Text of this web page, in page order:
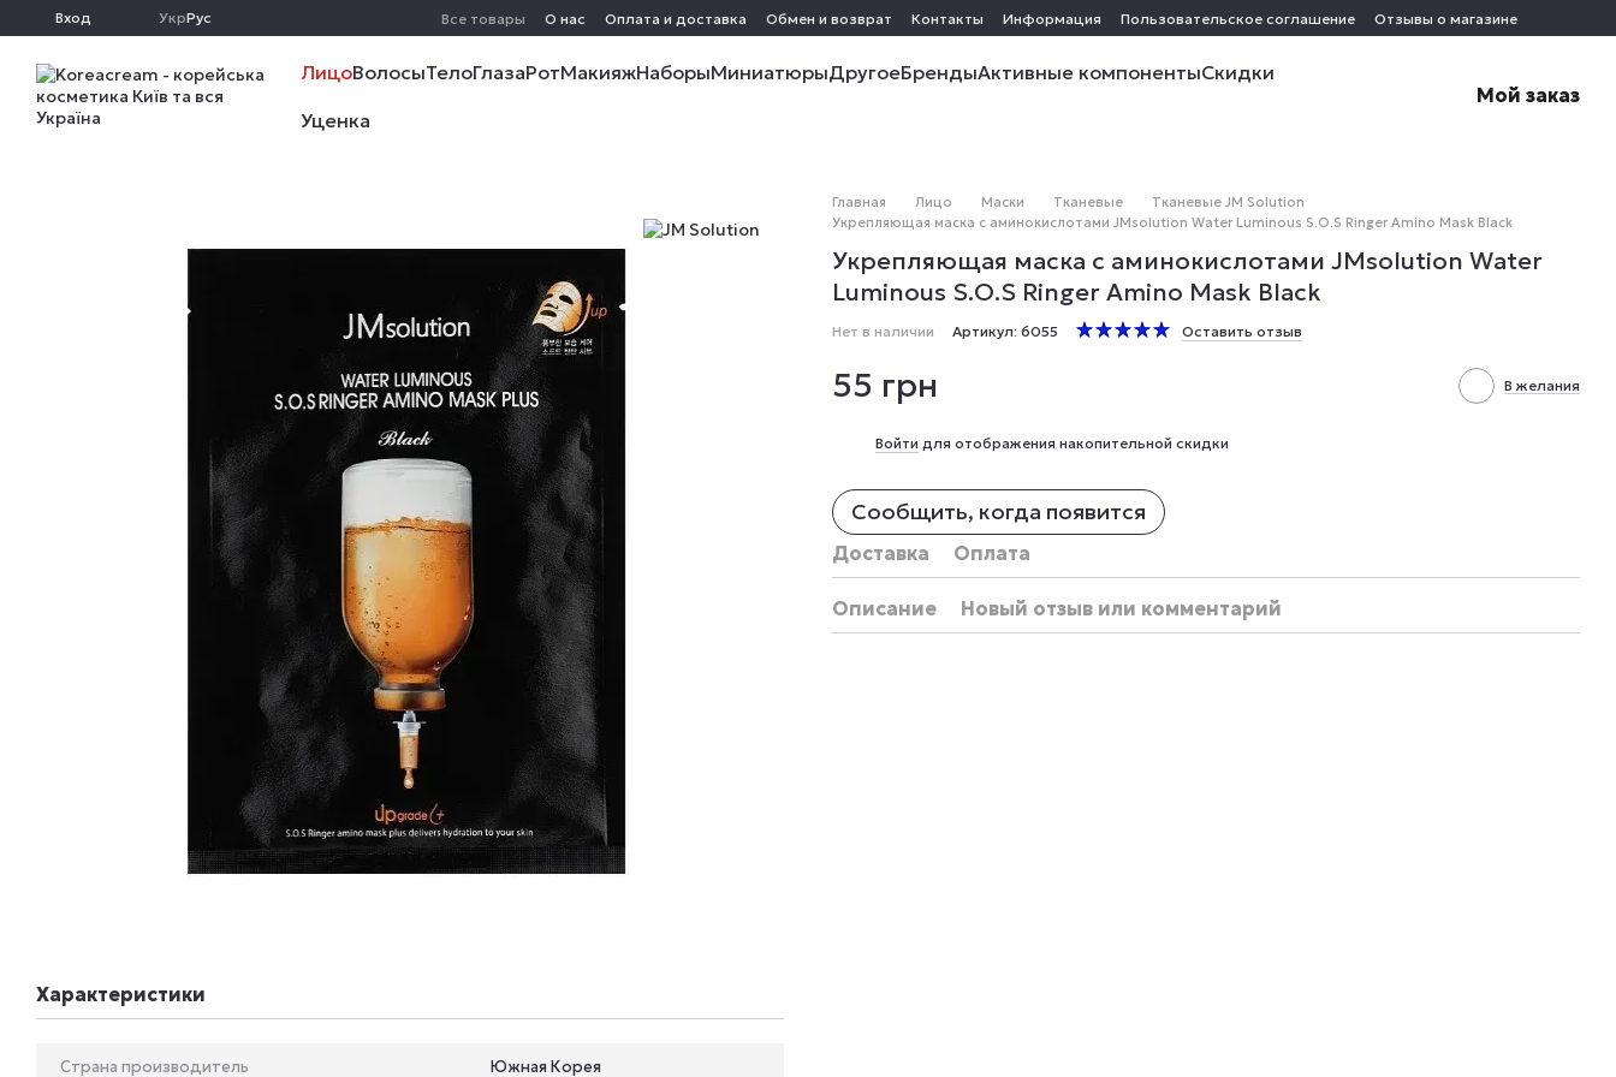
Перейти к основному контенту
Вход УкрРус Все товары О нас Оплата и доставка Обмен и возврат Контакты Информация Пользовательское соглашение Отзывы о магазине
ЛицоВолосыТелоГлазаРотМакияжНаборыМиниатюрыДругоеБрендыАктивные компонентыСкидки
Уценка
Мой заказ
Характеристики
Страна производитель Южная Корея
Главная Лицо Маски Тканевые
Тканевые JM Solution
Укрепляющая маска с аминокислотами JMsolution Water Luminous S.O.S Ringer Amino Mask Black
Укрепляющая маска с аминокислотами JMsolution Water
Luminous S.O.S Ringer Amino Mask Black
Нет в наличии Артикул: 6055 Оставить отзыв
55 грн В желания
Войти для отображения накопительной скидки
Сообщить, когда появится
Доставка Оплата
Описание Новый отзыв или комментарий